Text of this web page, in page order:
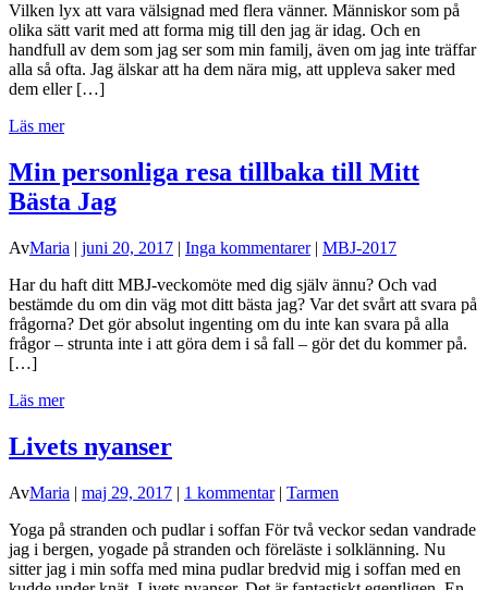
Vilken lyx att vara välsignad med flera vänner. Människor som på
olika sätt varit med att forma mig till den jag är idag. Och en
handfull av dem som jag ser som min familj, även om jag inte träffar
alla så ofta. Jag älskar att ha dem nära mig, att uppleva saker med
dem eller […]
Läs mer
Min personliga resa tillbaka till Mitt
Bästa Jag
AvMaria | juni 20, 2017 | Inga kommentarer| MBJ-2017
Har du haft ditt MBJ-veckomöte med dig själv ännu? Och vad
bestämde du om din väg mot ditt bästa jag? Var det svårt att svara på
frågorna? Det gör absolut ingenting om du inte kan svara på alla
frågor – strunta inte i att göra dem i så fall – gör det du kommer på.
[…]
Läs mer
Livets nyanser
AvMaria | maj 29, 2017 | 1 kommentar| Tarmen
Yoga på stranden och pudlar i soffan För två veckor sedan vandrade
jag i bergen, yogade på stranden och föreläste i solklänning. Nu
sitter jag i min soffa med mina pudlar bredvid mig i soffan med en